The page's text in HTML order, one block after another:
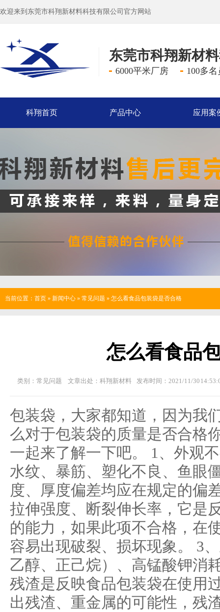
欢迎来到东莞市科翔新材料科技有限公司官方网站
东莞市科翔新材
6000平米厂房 100多名
科翔首页 产品中心 应用案
当前位置： 首页 » 新闻中心 » 常见问题 » 怎么看食品包装袋是否合格
怎么看食品
类别：常见问题 文章出处：科翔新材料 发布时间：2021/11/30
包装袋，大家都知道，因为我
么对于包装袋的质量是否合格
一起来了解一下吧。 1、外观
水纹、暴筋、塑化不良、鱼眼
度、厚度偏差均应在规定的偏
拉伸强度、断裂伸长率，它是
的能力，如果此项不合格，在
容易出现破裂、损坏现象。 3
乙醇、正己烷）、高锰酸钾消
残渣是反映食品包装袋在使用
出残渣、重金属的可能性，残